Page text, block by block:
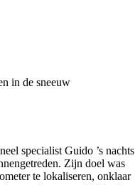
in de sneeuw
specialist Guido ’s nachts
Zijn doel was
te lokaliseren, onklaar